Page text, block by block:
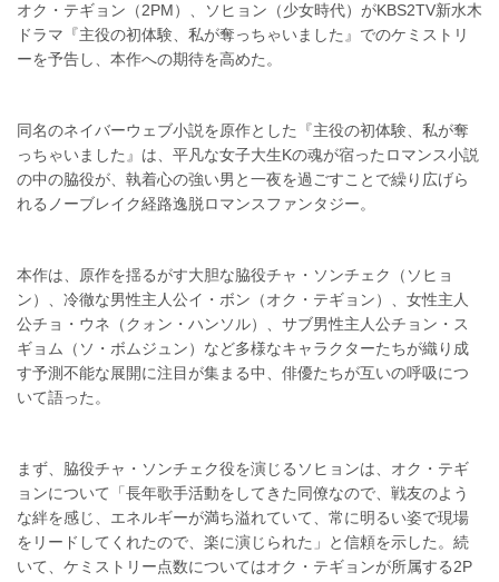
オク・テギョン（2PM）、ソヒョン（少女時代）がKBS2TV新水木
ドラマ『主役の初体験、私が奪っちゃいました』でのケミストリ
ーを予告し、本作への期待を高めた。
同名のネイバーウェブ小説を原作とした『主役の初体験、私が奪
っちゃいました』は、平凡な女子大生Kの魂が宿ったロマンス小説
の中の脇役が、執着心の強い男と一夜を過ごすことで繰り広げら
れるノーブレイク経路逸脱ロマンスファンタジー。
本作は、原作を揺るがす大胆な脇役チャ・ソンチェク（ソヒョ
ン）、冷徹な男性主人公イ・ボン（オク・テギョン）、女性主人
公チョ・ウネ（クォン・ハンソル）、サブ男性主人公チョン・ス
ギョム（ソ・ボムジュン）など多様なキャラクターたちが織り成
す予測不能な展開に注目が集まる中、俳優たちが互いの呼吸につ
いて語った。
まず、脇役チャ・ソンチェク役を演じるソヒョンは、オク・テギ
ョンについて「長年歌手活動をしてきた同僚なので、戦友のよう
な絆を感じ、エネルギーが満ち溢れていて、常に明るい姿で現場
をリードしてくれたので、楽に演じられた」と信頼を示した。続
いて、ケミストリー点数についてはオク・テギョンが所属する2P